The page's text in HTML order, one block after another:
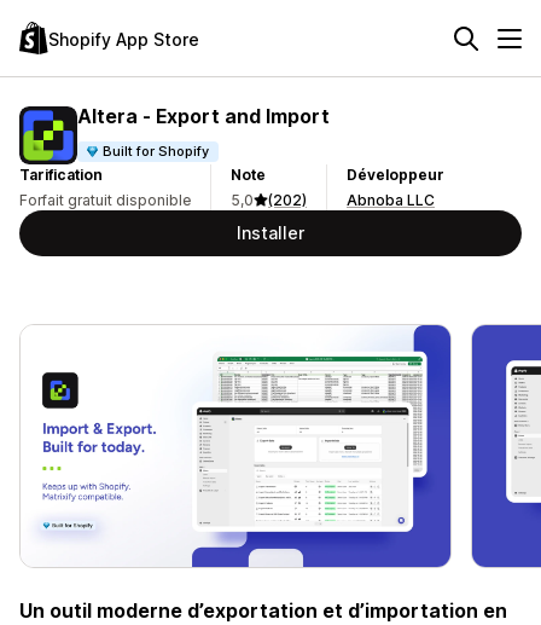
Shopify App Store
Altera ‑ Export and Import
Built for Shopify
Tarification
Forfait gratuit disponible
Note
5,0
(202)
Développeur
Abnoba LLC
Installer
Un outil moderne d’exportation et d’importation en